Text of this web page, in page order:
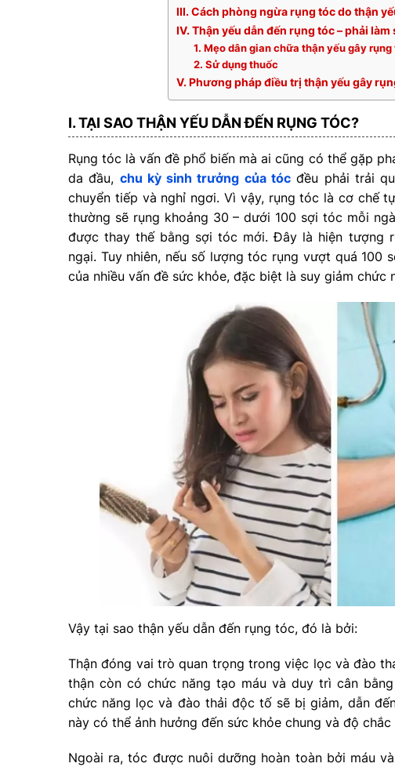
III. Cách phòng ngừa rụng tóc do thận
IV. Thận yếu dẫn đến rụng tóc – phải làm
1. Mẹo dân gian chữa thận yếu gây rụng
2. Sử dụng thuốc
V. Phương pháp điều trị thận yếu gây
I. TẠI SAO THẬN YẾU DẪN ĐẾN RỤNG TÓC?
Rụng tóc là vấn đề phổ biến mà ai cũng có thể gặp
da đầu, chu kỳ sinh trưởng của tóc đều phải trải
chuyển tiếp và nghỉ ngơi. Vì vậy, rụng tóc là cơ chế
thường sẽ rụng khoảng 30 – dưới 100 sợi tóc mỗi
được thay thế bằng sợi tóc mới. Đây là hiện tượng
ngại. Tuy nhiên, nếu số lượng tóc rụng vượt quá 100
của nhiều vấn đề sức khỏe, đặc biệt là suy giảm chức
Vậy tại sao thận yếu dẫn đến rụng tóc, đó là bởi:
Thận đóng vai trò quan trọng trong việc lọc và đào
thận còn có chức năng tạo máu và duy trì cân
chức năng lọc và đào thải độc tố sẽ bị giảm, dẫn
này có thể ảnh hưởng đến sức khỏe chung và độ
Ngoài ra, tóc được nuôi dưỡng hoàn toàn bởi máu